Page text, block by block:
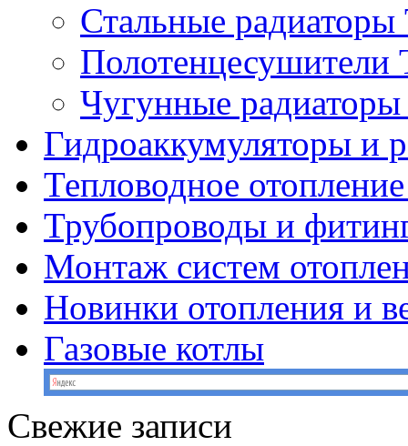
Стальные
Чугунные
Гидроаккумуляторы и
Тепловодное
Трубопроводы и
Монтаж систем
Новинки отопления и
Газовые котлы
Свежие записи